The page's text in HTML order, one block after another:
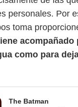
personales. Por
toma
acompañado
como para
The Batman